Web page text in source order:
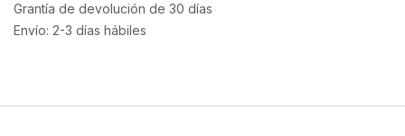
Grantía de devolución de 30 días
Envío: 2-3 días hábiles